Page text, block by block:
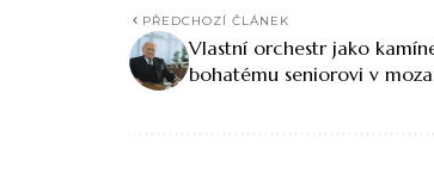
PŘEDCHOZÍ ČLÁNEK
Vlastní orchestr jako
bohatému seniorovi v